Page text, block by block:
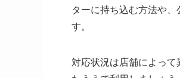
ターに持ち込む方法や
す。
対応状況は店舗によって